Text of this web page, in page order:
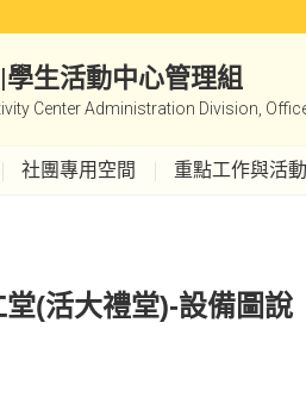
學生活動中心管理組
Center Administration Division,
社團專用空間 重點工作與活動
(活大禮堂)-設備圖說